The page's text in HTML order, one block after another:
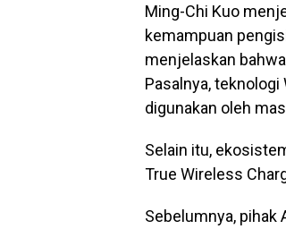
Ming-Chi Kuo
kemampuan
menjelaskan
Pasalnya,
digunakan oleh
Selain itu,
True Wireless
Sebelumnya, pihak